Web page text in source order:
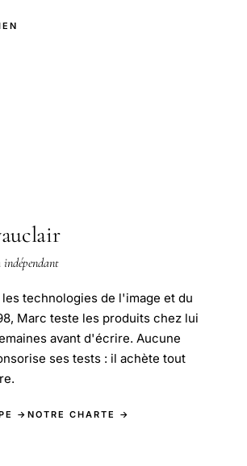
les technologies de l'image et du
Marc teste les produits chez lui
avant d'écrire. Aucune
ses tests : il achète tout
→ NOTRE CHARTE →